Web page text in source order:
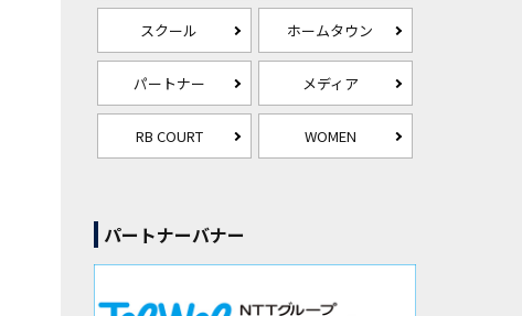
スクール ホームタウン
パートナー メディア
RB COURT WOMEN
パートナーバナー